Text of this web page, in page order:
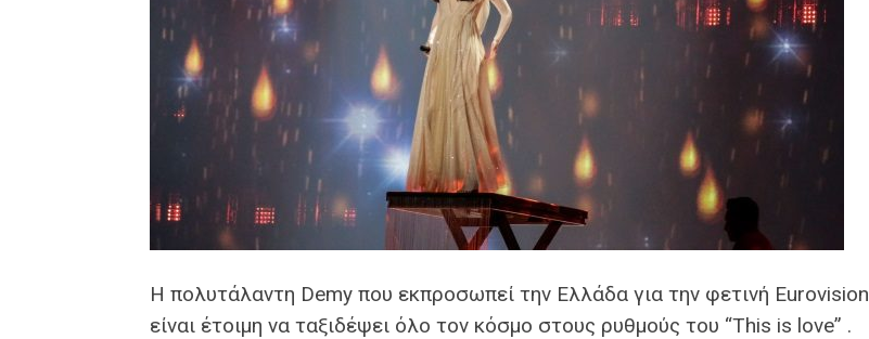
Η πολυτάλαντη Demy που εκπροσωπεί την Ελλάδα για την φετινή Eurovision
είναι έτοιμη να ταξιδέψει όλο τον κόσμο στους ρυθμούς του “This is love” .